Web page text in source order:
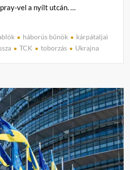
vel a nyílt utcán. …
háborús bűnök
kárpátaljai
TCK toborzás Ukrajna
e
n
on
Állami
terror